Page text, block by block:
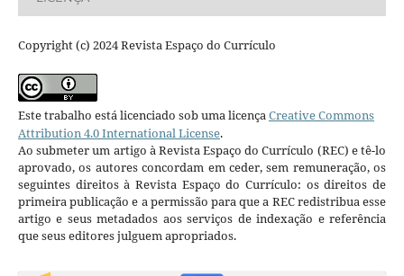
Copyright (c) 2024 Revista Espaço do Currículo
Este trabalho está licenciado sob uma licençaCreative Commons
Attribution 4.0 International License.
Ao submeter um artigo à Revista Espaço do Currículo (REC) e tê-lo
aprovado, os autores concordam em ceder, sem remuneração, os
seguintes direitos à Revista Espaço do Currículo: os direitos de
primeira publicação e a permissão para que a REC redistribua esse
artigo e seus metadados aos serviços de indexação e referência
que seus editores julguem apropriados.